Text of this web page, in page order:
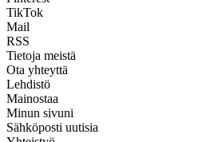
TikTok
Mail
RSS
Tietoja meistä
Ota yhteyttä
Lehdistö
Mainostaa
Minun sivuni
Sähköposti uutisia